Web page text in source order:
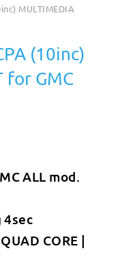
MULTIMEDIA
(10inc)
for GMC
ALL mod.
4sec
CORE |